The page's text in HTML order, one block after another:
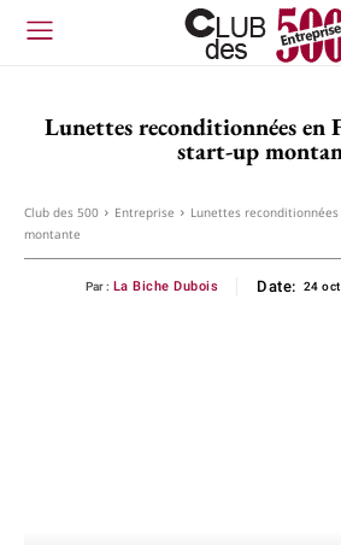
Lunettes reconditionnées en
start-up
Club des 500 Entreprise
Lunettes
montante
Par : La Biche Dubois Date: 24